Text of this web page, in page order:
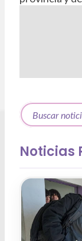
Noticias